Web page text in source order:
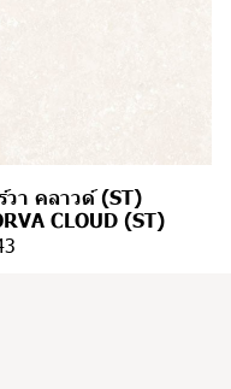
วา คลาวด์ (ST)
CLOUD (ST)